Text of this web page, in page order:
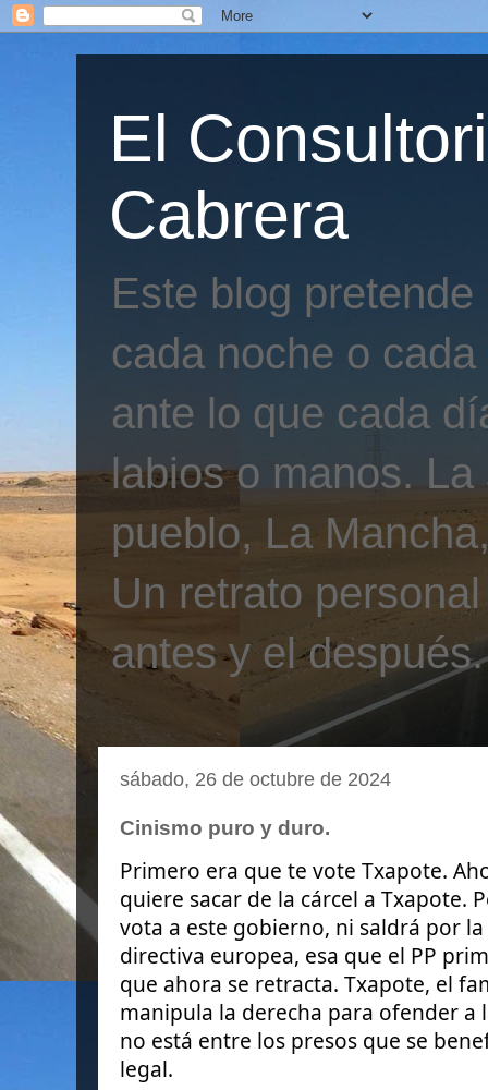
El
Cabrera
Este blog
cada noche o
ante lo que cada
labios o manos.
pueblo, La
Un retrato
antes y el después.
sábado, 26 de octubre de 2024
Cinismo puro y duro.
Primero era que te vote Txapote.
quiere sacar de la cárcel a Txapote.
vota a este gobierno, ni saldrá por
directiva europea, esa que el PP
que ahora se retracta. Txapote, el
manipula la derecha para ofender a
no está entre los presos que se
legal.